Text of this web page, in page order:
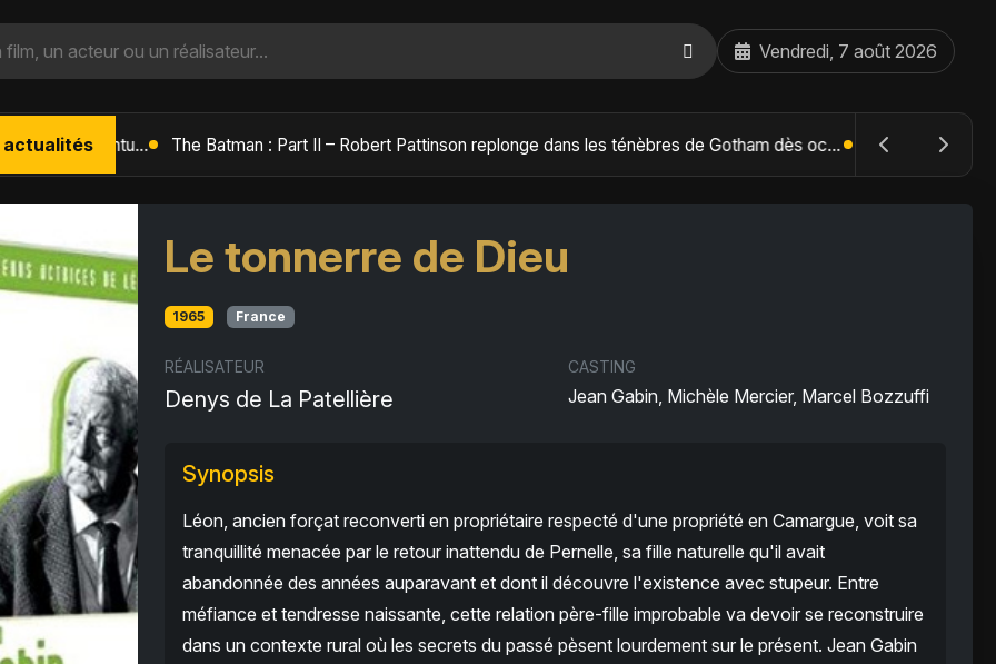
Vendredi, 7 août 2026
actualités L'Âge de Glace : Le Réveil du Volcan – Manny, Sid et Diego de retour pour une aventure explosive The Batman : Part II – Robert Pattinson replonge dans les ténèbres de Gotham dès octobre 2027
Le tonnerre de Dieu
1965 France
RÉALISATEUR
Denys de La Patellière
CASTING
Jean Gabin, Michèle Mercier, Marcel Bozzuffi
Synopsis
Léon, ancien forçat reconverti en propriétaire respecté d'une propriété en Camargue, voit sa
tranquillité menacée par le retour inattendu de Pernelle, sa fille naturelle qu'il avait
abandonnée des années auparavant et dont il découvre l'existence avec stupeur. Entre
méfiance et tendresse naissante, cette relation père-fille improbable va devoir se reconstruire
dans un contexte rural où les secrets du passé pèsent lourdement sur le présent. Jean Gabin